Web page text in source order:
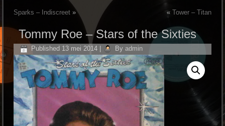
Sparks – Indiscreet » « Tower – Titan
Tommy Roe – Stars of the Sixties
Published 13 mei 2014 By admin